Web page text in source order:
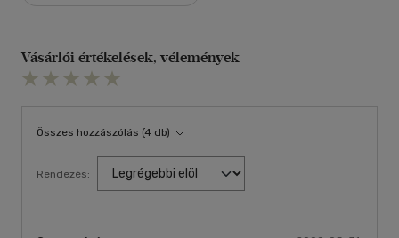
Vásárlói értékelések, vélemények
Összes hozzászólás (4 db)
Rendezés: